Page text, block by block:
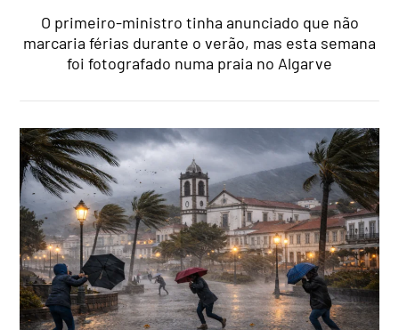
O primeiro-ministro tinha anunciado que não
marcaria férias durante o verão, mas esta semana
foi fotografado numa praia no Algarve